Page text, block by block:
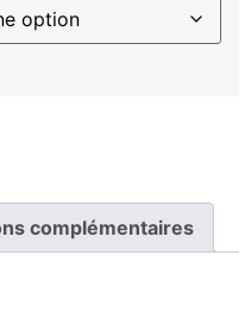
complémentaires